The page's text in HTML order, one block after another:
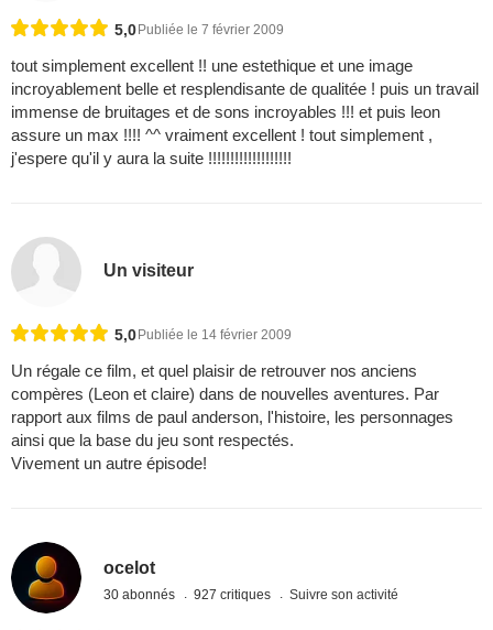
5,0 Publiée le 7 février 2009
tout simplement excellent !! une estethique et une image
incroyablement belle et resplendisante de qualitée ! puis un travail
immense de bruitages et de sons incroyables !!! et puis leon
assure un max !!!! ^^ vraiment excellent ! tout simplement ,
j'espere qu'il y aura la suite !!!!!!!!!!!!!!!!!!!
Un visiteur
5,0 Publiée le 14 février 2009
Un régale ce film, et quel plaisir de retrouver nos anciens
compères (Leon et claire) dans de nouvelles aventures. Par
rapport aux films de paul anderson, l'histoire, les personnages
ainsi que la base du jeu sont respectés.
Vivement un autre épisode!
ocelot
30 abonnés 927 critiques Suivre son activité